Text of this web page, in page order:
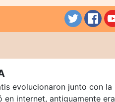
evolucionaron junto con la
en internet, antiguamente era